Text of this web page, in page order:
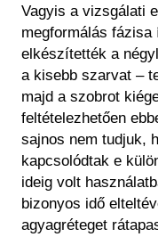
Vagyis a vizsgálati
megformálás
elkészítették a
a kisebb szarvat –
majd a szobrot
feltételezhetően
sajnos nem tudjuk,
kapcsolódtak e
ideig volt
bizonyos idő
agyagréteget